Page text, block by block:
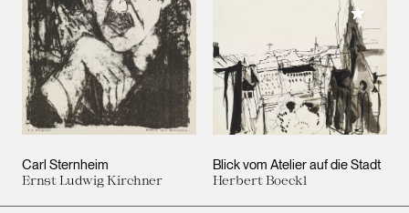
Carl Sternheim
Ernst Ludwig Kirchner
Blick vom Atelier auf die Stadt
Herbert Boeckl
Meiner